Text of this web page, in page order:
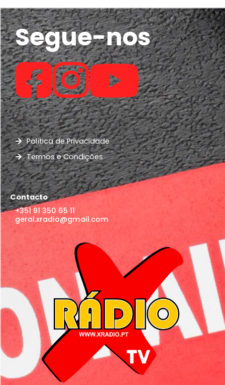
Segue-nos
Política de Privacidade
Termos e Condições
Contacto
+351 91 350 65 11
geral.xradio@gmail.com